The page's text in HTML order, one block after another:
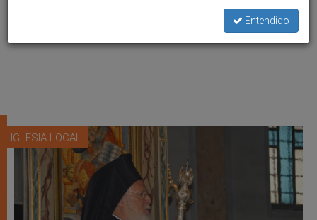
IGLESIA LOCAL
Entendido